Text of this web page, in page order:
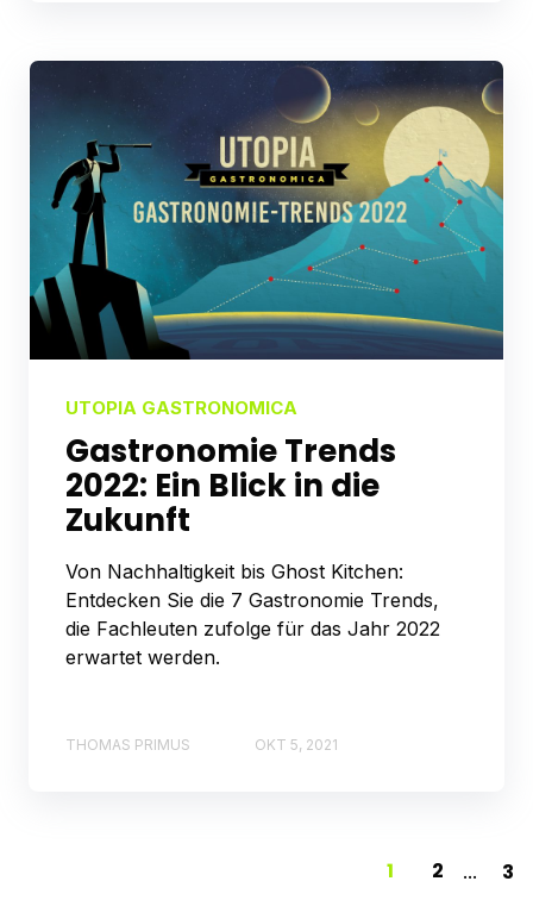
UTOPIA GASTRONOMICA
Gastronomie Trends
2022: Ein Blick in die
Zukunft
Von Nachhaltigkeit bis Ghost Kitchen:
Entdecken Sie die 7 Gastronomie Trends,
die Fachleuten zufolge für das Jahr 2022
erwartet werden.
THOMAS PRIMUS OKT 5, 2021
1 2 ... 3